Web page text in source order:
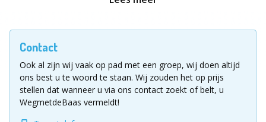
met je Schotse Clan en kroon je tot de beste clan!
Praktische info:
Highland Games’ is een outdoor programma. Daarom
voorzien we ons dan ook altijd om dit outdoor te laten
doorgaan. Je zorgt er dus best voor dat je voorzien
bent op regenweer.
Contact
Ook al zijn wij vaak op pad met een groep, wij doen altijd
ons best u te woord te staan. Wij zouden het op prijs
stellen dat wanneer u via ons contact zoekt of belt, u
WegmetdeBaas vermeldt!